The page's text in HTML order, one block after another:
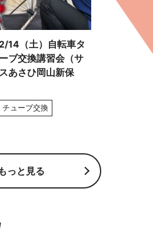
2/14（土）自転車タ
ブ交換講習会（サ
あさひ岡山新保
ューブ交換
もっと見る